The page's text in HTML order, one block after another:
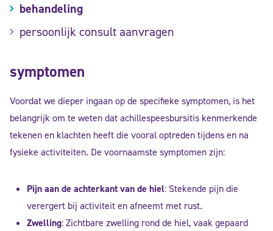
symptomen
Voordat we dieper ingaan op de specifieke symptomen, is het
belangrijk om te weten dat achillespeesbursitis kenmerkende
tekenen en klachten heeft die vooral optreden tijdens en na
fysieke activiteiten. De voornaamste symptomen zijn:
Pijn aan de achterkant van de hiel: Stekende pijn die
verergert bij activiteit en afneemt met rust.
Zwelling: Zichtbare zwelling rond de hiel, vaak gepaard
behandeling
persoonlijk consult aanvragen